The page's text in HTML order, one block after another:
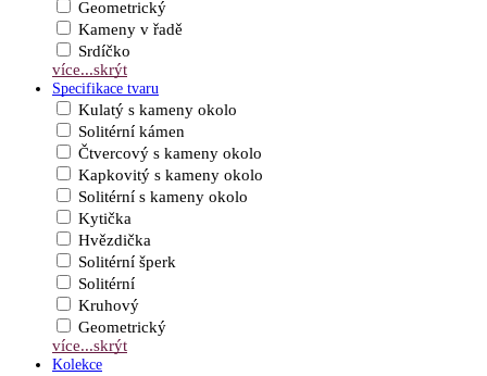
Geometrický
Kameny v řadě
Srdíčko
více...skrýt
Specifikace tvaru
Kulatý s kameny okolo
Solitérní kámen
Čtvercový s kameny okolo
Kapkovitý s kameny okolo
Solitérní s kameny okolo
Kytička
Hvězdička
Solitérní šperk
Solitérní
Kruhový
Geometrický
více...skrýt
Kolekce